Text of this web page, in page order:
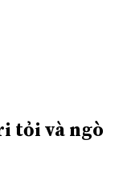
tỏi và ngò